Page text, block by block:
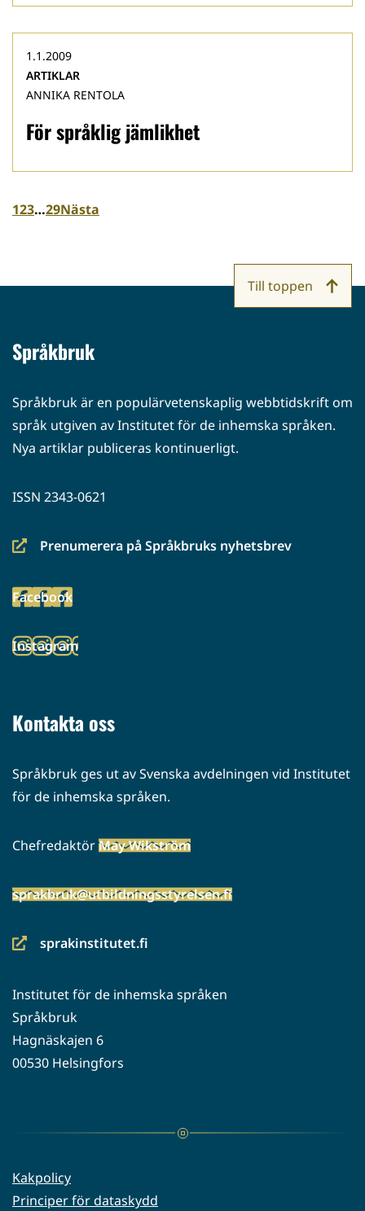
För språklig jämlikhet
1.1.2009
ARTIKLAR
ANNIKA RENTOLA
123…29Nästa
Språkbruk
Språkbruk är en populärvetenskaplig webbtidskrift om
språk utgiven av Institutet för de inhemska språken.
Nya artiklar publiceras kontinuerligt.
ISSN 2343-0621
Prenumerera på Språkbruks nyhetsbrev
(siirryt
palveluun)
Facebook
(siirryt
palveluun)
Instagram
(siirryt
Kontakta oss
Språkbruk ges ut av Svenska avdelningen vid Institutet
för de inhemska språken.
ChefredaktörMay Wikström
sprakbruk@utbildningsstyrelsen.fi
sprakinstitutet.fi
(siirryt
palveluun)
Institutet för de inhemska språken
Språkbruk
Hagnäskajen 6
00530 Helsingfors
Kakpolicy
Principer för dataskydd
Till toppen